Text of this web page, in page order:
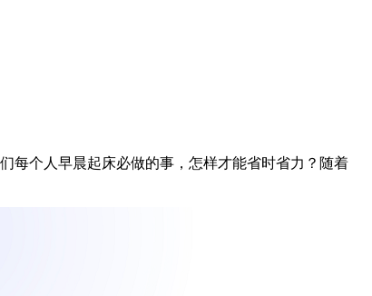
每个人早晨起床必做的事，怎样才能省时省力？随着